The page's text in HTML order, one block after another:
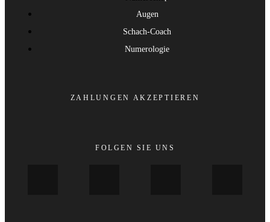
Augen
Schach-Coach
Numerologie
ZAHLUNGEN AKZEPTIEREN
FOLGEN SIE UNS